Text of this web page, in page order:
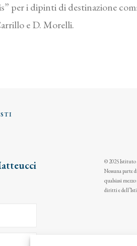
per i dipinti di destinazione
e D. Morelli.
© 2025
Nessuna parte
qualsiasi
diritti e